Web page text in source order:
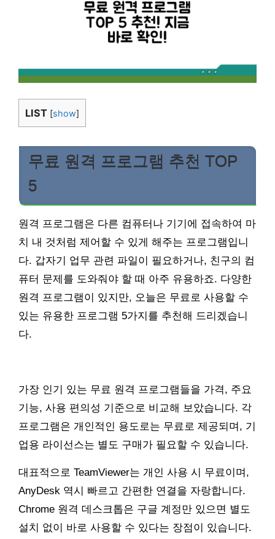
LIST [show]
무료 원격 프로그램 추천 TOP
5
원격 프로그램은 다른 컴퓨터나 기기에 접속하여 마
치 내 것처럼 제어할 수 있게 해주는 프로그램입니
다. 갑자기 업무 관련 파일이 필요하거나, 친구의 컴
퓨터 문제를 도와줘야 할 때 아주 유용하죠. 다양한
원격 프로그램이 있지만, 오늘은 무료로 사용할 수
있는 유용한 프로그램 5가지를 추천해 드리겠습니
다.
가장 인기 있는 무료 원격 프로그램들을 가격, 주요
기능, 사용 편의성 기준으로 비교해 보았습니다. 각
프로그램은 개인적인 용도로는 무료로 제공되며, 기
업용 라이선스는 별도 구매가 필요할 수 있습니다.
대표적으로 TeamViewer는 개인 사용 시 무료이며,
AnyDesk 역시 빠르고 간편한 연결을 자랑합니다.
Chrome 원격 데스크톱은 구글 계정만 있으면 별도
설치 없이 바로 사용할 수 있다는 장점이 있습니다.